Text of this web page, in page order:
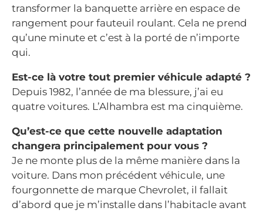
transformer la banquette arrière en espace de
rangement pour fauteuil roulant. Cela ne prend
qu’une minute et c’est à la porté de n’importe
qui.
Est-ce là votre tout premier véhicule adapté ?
Depuis 1982, l’année de ma blessure, j’ai eu
quatre voitures. L’Alhambra est ma cinquième.
Qu’est-ce que cette nouvelle adaptation
changera principalement pour vous ?
Je ne monte plus de la même manière dans la
voiture. Dans mon précédent véhicule, une
fourgonnette de marque Chevrolet, il fallait
d’abord que je m’installe dans l’habitacle avant